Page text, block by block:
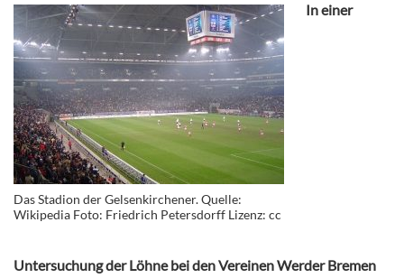
Das Stadion der Gelsenkirchener. Quelle:
Wikipedia Foto: Friedrich Petersdorff Lizenz: cc
In einer
Untersuchung der Löhne bei den Vereinen Werder Bremen